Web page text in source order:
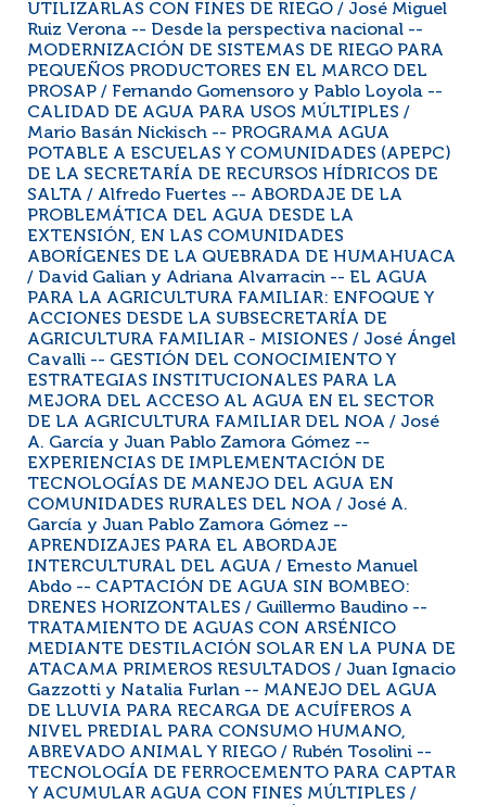
UTILIZARLAS CON FINES DE RIEGO / José Miguel
Ruiz Verona -- Desde la perspectiva nacional --
MODERNIZACIÓN DE SISTEMAS DE RIEGO PARA
PEQUEÑOS PRODUCTORES EN EL MARCO DEL
PROSAP / Fernando Gomensoro y Pablo Loyola --
CALIDAD DE AGUA PARA USOS MÚLTIPLES /
Mario Basán Nickisch -- PROGRAMA AGUA
POTABLE A ESCUELAS Y COMUNIDADES (APEPC)
DE LA SECRETARÍA DE RECURSOS HÍDRICOS DE
SALTA / Alfredo Fuertes -- ABORDAJE DE LA
PROBLEMÁTICA DEL AGUA DESDE LA
EXTENSIÓN, EN LAS COMUNIDADES
ABORÍGENES DE LA QUEBRADA DE HUMAHUACA
/ David Galian y Adriana Alvarracin -- EL AGUA
PARA LA AGRICULTURA FAMILIAR: ENFOQUE Y
ACCIONES DESDE LA SUBSECRETARÍA DE
AGRICULTURA FAMILIAR - MISIONES / José Ángel
Cavalli -- GESTIÓN DEL CONOCIMIENTO Y
ESTRATEGIAS INSTITUCIONALES PARA LA
MEJORA DEL ACCESO AL AGUA EN EL SECTOR
DE LA AGRICULTURA FAMILIAR DEL NOA / José
A. García y Juan Pablo Zamora Gómez --
EXPERIENCIAS DE IMPLEMENTACIÓN DE
TECNOLOGÍAS DE MANEJO DEL AGUA EN
COMUNIDADES RURALES DEL NOA / José A.
García y Juan Pablo Zamora Gómez --
APRENDIZAJES PARA EL ABORDAJE
INTERCULTURAL DEL AGUA / Ernesto Manuel
Abdo -- CAPTACIÓN DE AGUA SIN BOMBEO:
DRENES HORIZONTALES / Guillermo Baudino --
TRATAMIENTO DE AGUAS CON ARSÉNICO
MEDIANTE DESTILACIÓN SOLAR EN LA PUNA DE
ATACAMA PRIMEROS RESULTADOS / Juan Ignacio
Gazzotti y Natalia Furlan -- MANEJO DEL AGUA
DE LLUVIA PARA RECARGA DE ACUÍFEROS A
NIVEL PREDIAL PARA CONSUMO HUMANO,
ABREVADO ANIMAL Y RIEGO / Rubén Tosolini --
TECNOLOGÍA DE FERROCEMENTO PARA CAPTAR
Y ACUMULAR AGUA CON FINES MÚLTIPLES /